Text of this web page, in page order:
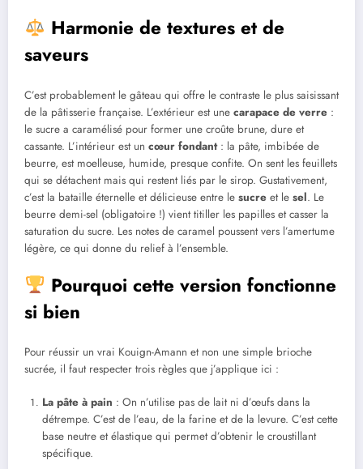
Harmonie de textures et de
saveurs
C’est probablement le gâteau qui offre le contraste le plus saisissant
de la pâtisserie française. L’extérieur est une carapace de verre :
le sucre a caramélisé pour former une croûte brune, dure et
cassante. L’intérieur est un cœur fondant: la pâte, imbibée de
beurre, est moelleuse, humide, presque confite. On sent les feuillets
qui se détachent mais qui restent liés par le sirop. Gustativement,
c’est la bataille éternelle et délicieuse entre le sucre et le sel. Le
beurre demi-sel (obligatoire !) vient titiller les papilles et casser la
saturation du sucre. Les notes de caramel poussent vers l’amertume
légère, ce qui donne du relief à l’ensemble.
Pourquoi cette version fonctionne
si bien
Pour réussir un vrai Kouign-Amann et non une simple brioche
sucrée, il faut respecter trois règles que j’applique ici :
La pâte à pain : On n’utilise pas de lait ni d’œufs dans la
détrempe. C’est de l’eau, de la farine et de la levure. C’est cette
base neutre et élastique qui permet d’obtenir le croustillant
spécifique.